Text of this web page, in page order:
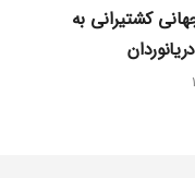
کشتیرانی به